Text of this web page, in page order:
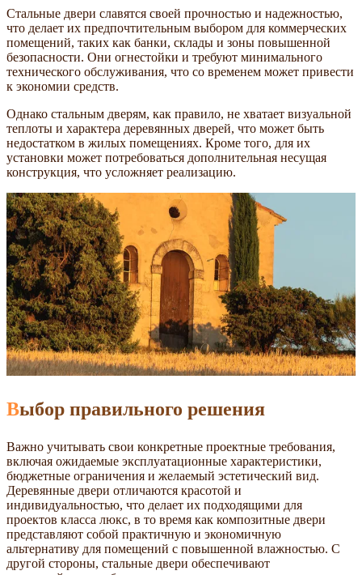
Стальные двери славятся своей прочностью и надежностью,
что делает их предпочтительным выбором для коммерческих
помещений, таких как банки, склады и зоны повышенной
безопасности. Они огнестойки и требуют минимального
технического обслуживания, что со временем может привести
к экономии средств.
Однако стальным дверям, как правило, не хватает визуальной
теплоты и характера деревянных дверей, что может быть
недостатком в жилых помещениях. Кроме того, для их
установки может потребоваться дополнительная несущая
конструкция, что усложняет реализацию.
Выбор правильного решения
Важно учитывать свои конкретные проектные требования,
включая ожидаемые эксплуатационные характеристики,
бюджетные ограничения и желаемый эстетический вид.
Деревянные двери отличаются красотой и
индивидуальностью, что делает их подходящими для
проектов класса люкс, в то время как композитные двери
представляют собой практичную и экономичную
альтернативу для помещений с повышенной влажностью. С
другой стороны, стальные двери обеспечивают